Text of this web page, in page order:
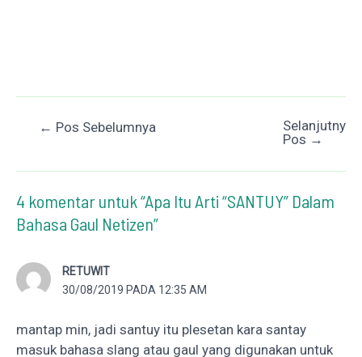
Post← Pos Sebelumnya
Selanjutnya
Pos →
4 komentar untuk “Apa Itu Arti “SANTUY” Dalam
Bahasa Gaul Netizen”
RETUWIT
30/08/2019 PADA 12:35 AM
mantap min, jadi santuy itu plesetan kara santay
masuk bahasa slang atau gaul yang digunakan untuk